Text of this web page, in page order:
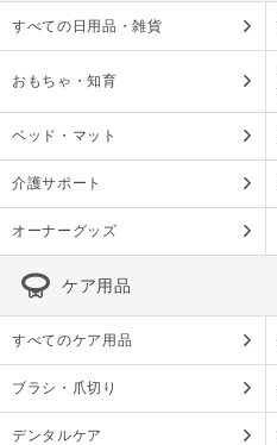
すべての日用品・雑貨
おもちゃ・知育
ベッド・マット
介護サポート
オーナーグッズ
ケア用品
すべてのケア用品
ブラシ・爪切り
デンタルケア